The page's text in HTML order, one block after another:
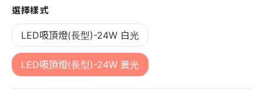
選擇樣式
LED吸頂燈(長型)-24W 白光
LED吸頂燈(長型)-24W 黃光